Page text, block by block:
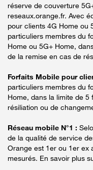
réserve de couverture
reseaux.orange.fr. Avec
pour clients 4G Home ou
particuliers membres du
Home ou 5G+ Home,
de la remise en cas de
Forfaits Mobile pour
particuliers membres du
Home, dans la limite de
résiliation ou de
Réseau mobile N°1 :
de la qualité de service
Orange est 1er ou 1er
mesurés. En savoir plus